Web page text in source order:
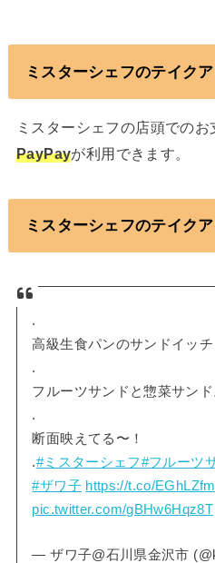
ミスターシェフのテイク
ミスターシェフの店頭でのお
PayPayが利用できます。
ミスターシェフのテイク
.
高級生食パンのサンドイッチ
.
フルーツサンドと惣菜サンド
.
断面映えてる〜！
.#ミスターシェフ#フルーツ
#ザワ子 https://t.co/
pic.twitter.com/gBHw6Hqz8T
— ザワ子@石川県金沢市